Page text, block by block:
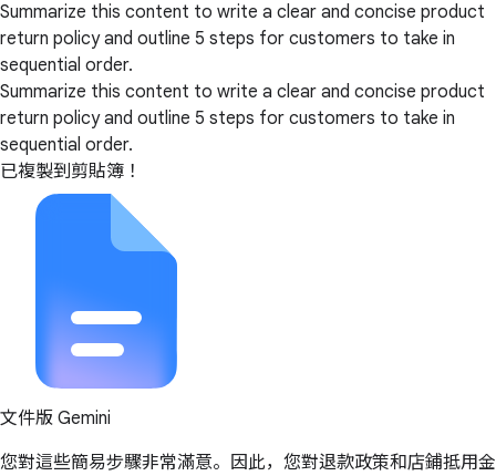
Summarize this content to write a clear and concise product
return policy and outline 5 steps for customers to take in
sequential order.
Summarize this content to write a clear and concise product
return policy and outline 5 steps for customers to take in
sequential order.
已複製到剪貼簿！
文件版 Gemini
您對這些簡易步驟非常滿意。因此，您對退款政策和店鋪抵用金